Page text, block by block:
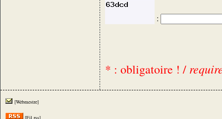
:
* : obligatoire ! /
[Webmestre]
[Fil rss]